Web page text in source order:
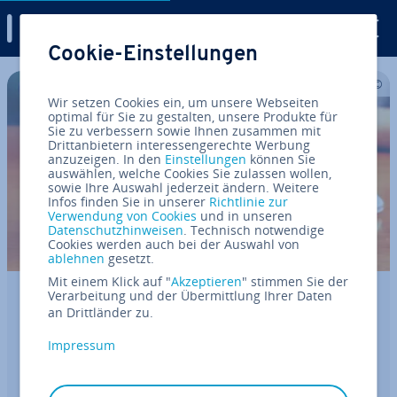
Zum Haupt­in­halt springen
E-Commerce-Trends 2026
Der elek­tro­ni­sche Handel ent­wi­ckelt sich ständig
geben, die das On­line­shop­ping noch bequemer,
Cookie-Einstellungen
Wir setzen Cookies ein, um unsere Webseiten
optimal für Sie zu gestalten, unsere Produkte für
Sie zu verbessern sowie Ihnen zusammen mit
Drittanbietern interessengerechte Werbung
anzuzeigen. In den Einstellungen können Sie
auswählen, welche Cookies Sie zulassen wollen,
sowie Ihre Auswahl jederzeit ändern. Weitere
Infos finden Sie in unserer Richtlinie zur
Verwendung von Cookies und in unseren
Datenschutzhinweisen. Technisch notwendige
Cookies werden auch bei der Auswahl von
ablehnen gesetzt.
Mit einem Klick auf "Akzeptieren" stimmen Sie der
Verarbeitung und der Übermittlung Ihrer Daten
an Drittländer zu.
Impressum